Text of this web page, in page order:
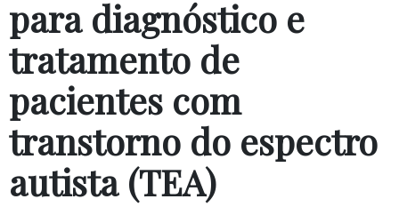
para diagnóstico e
tratamento de
pacientes com
transtorno do espectro
autista (TEA)